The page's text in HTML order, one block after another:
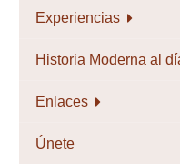
Experiencias
Historia Moderna al
Enlaces
Únete